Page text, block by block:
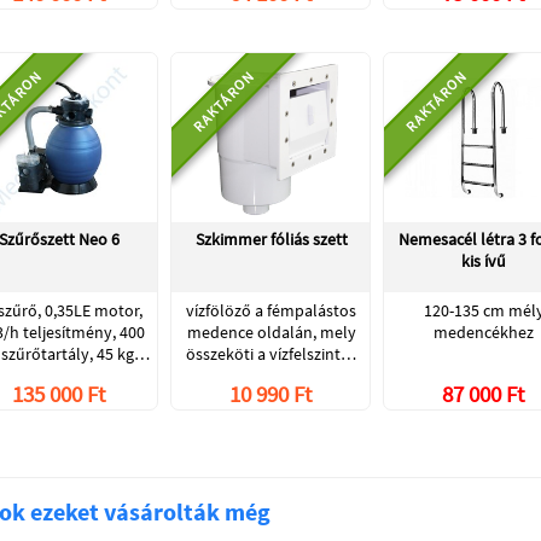
Neo 6
0,35LE motor,
h teljesítmény, 400
45 kg…
135 000 Ft
RAKTÁRON
Szkimmer fóliás szett
vízfölöző a fémpalástos
medence oldalán, mely
összeköti a vízfelszint…
10 990 Ft
RAKTÁRON
Nemesacél létra 3
kis ívű
120-135 cm
medencékhez
87 000 Ft
ezeket vásárolták még